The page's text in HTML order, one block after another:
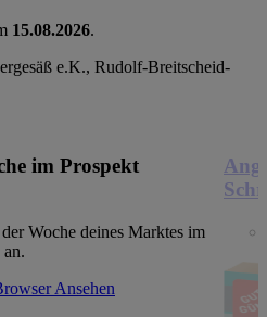
15.08.2026.
e.K., Rudolf-Breitscheid-
im Prospekt
Woche deines Marktes im
Ansehen